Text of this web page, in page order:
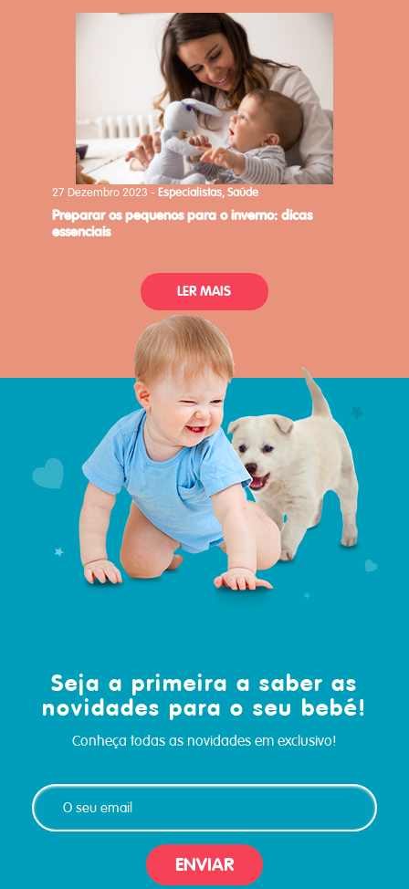
27 Dezembro 2023 -Especialistas, Saúde
preparar os pequenos para o inverno: dicas
essenciais
LER MAIS
Seja a primeira a saber as
novidades para o seu bebé!
Conheça todas as novidades em exclusivo!
ENVIAR